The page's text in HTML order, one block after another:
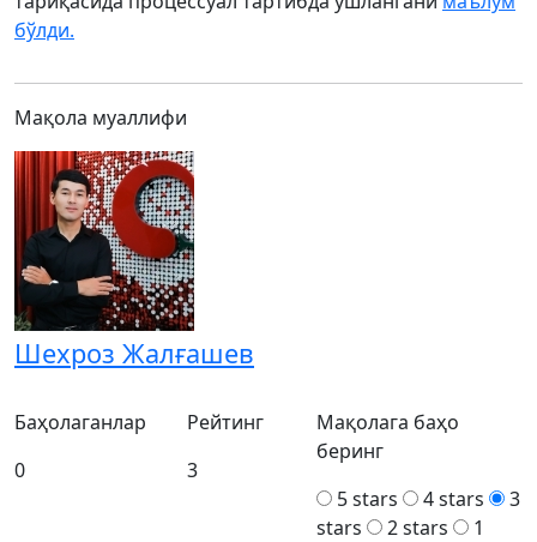
бўлди.
Мақола муаллифи
Шехроз Жалғашев
Баҳолаганлар
0
Рейтинг
3
Мақолага баҳо
беринг
5 stars
4 stars
3
stars
2 stars
1